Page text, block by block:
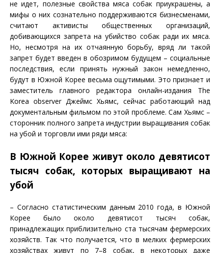
не идет, полезные свойства мяса собак приукрашены, а
мифы о них сознательно поддерживаются бизнесменами,
считают активисты общественных организаций,
добивающихся запрета на убийство собак ради их мяса.
Но, несмотря на их отчаянную борьбу, вряд ли такой
запрет будет введен в обозримом будущем – социальные
последствия, если принять нужный закон немедленно,
будут в Южной Корее весьма ощутимыми. Это признает и
заместитель главного редактора онлайн-издания The
Korea observer Джеймс Хьямс, сейчас работающий над
документальным фильмом по этой проблеме. Сам Хьямс –
сторонник полного запрета индустрии выращивания собак
на убой и торговли ими ряди мяса:
В Южной Корее живут около девятисот
тысяч собак, которых выращивают на
убой
– Согласно статистическим данным 2010 года, в Южной
Корее было около девятисот тысяч собак,
принадлежащих приблизительно ста тысячам фермерских
хозяйств. Так что получается, что в мелких фермерских
хозяйствах живут по 7–8 собак, в некоторых даже